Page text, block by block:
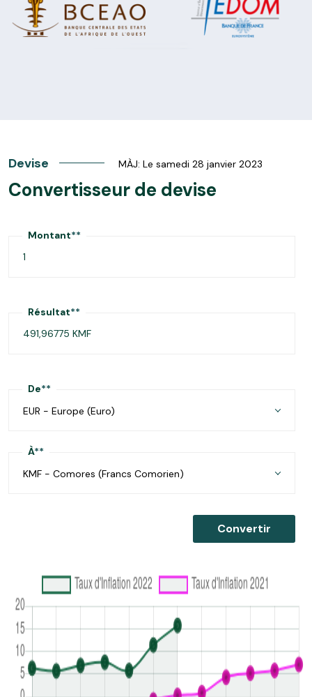
Devise MÀJ: Le samedi 28 janvier 2023
Convertisseur de devise
Montant**
Résultat**
De**
EUR - Europe (Euro)
À**
KMF - Comores (Francs Comorien)
Convertir